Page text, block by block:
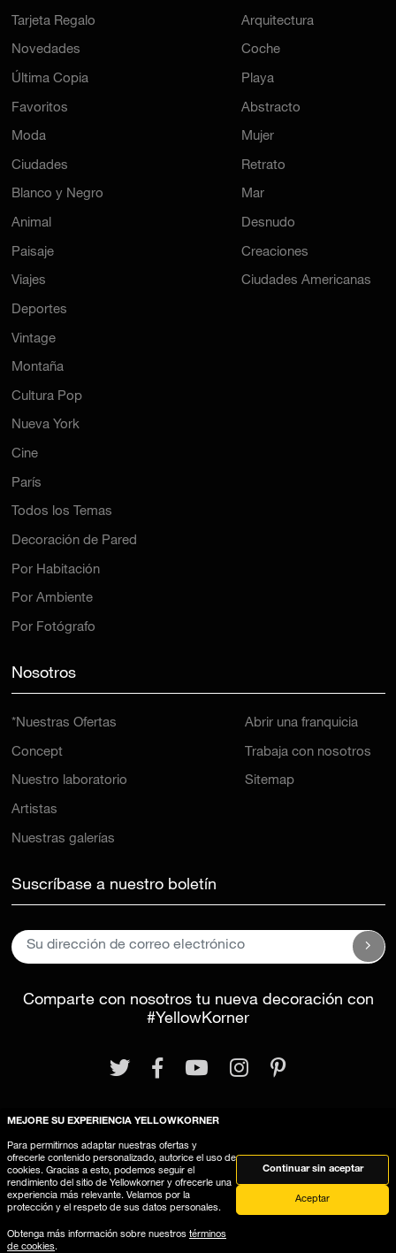
Novedades
Última Copia
Favoritos
Moda
Ciudades
Blanco y Negro
Animal
Paisaje
Viajes
Deportes
Coche
Playa
Abstracto
Mujer
Retrato
Mar
Desnudo
Creaciones
Ciudades Americanas
Vintage
Montaña
Cultura Pop
Nueva York
Cine
París
Todos los Temas
Decoración de Pared
Por Habitación
Por Ambiente
Por Fotógrafo
Concept
Nuestro laboratorio
Artistas
Nuestras galerías
Trabaja con nosotros
Sitemap
#YellowKorner
Este sitio web utiliza cookies
MEJORE SU EXPERIENCIA YELLOWKORNER
Para permitirnos adaptar nuestras ofertas y
ofrecerle contenido personalizado, autorice el uso de
cookies. Gracias a esto, podemos seguir el
rendimiento del sitio de Yellowkorner y ofrecerle una
experiencia más relevante. Velamos por la
protección y el respeto de sus datos personales.
Obtenga más información sobre nuestros términos
de cookies.
Continuar sin aceptar
Aceptar